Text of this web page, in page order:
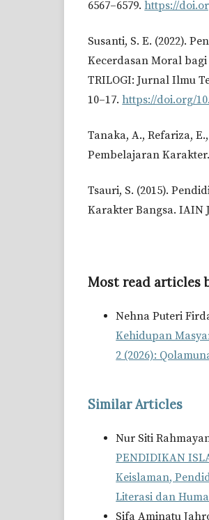
6567–6579.https://
Susanti, S. E. (2022).
Kecerdasan Moral
TRILOGI: Jurnal Ilmu
10–17.https://doi.org/
Tanaka, A., Refariza,
Pembelajaran
Tsauri, S. (2015).
Karakter Bangsa. IAIN
Most read articles
Nehna Puteri
Kehidupan
2 (2026):
Similar Articles
Nur Siti
PENDIDIKAN
Keislaman,
Literasi dan
Sifa Aminatu